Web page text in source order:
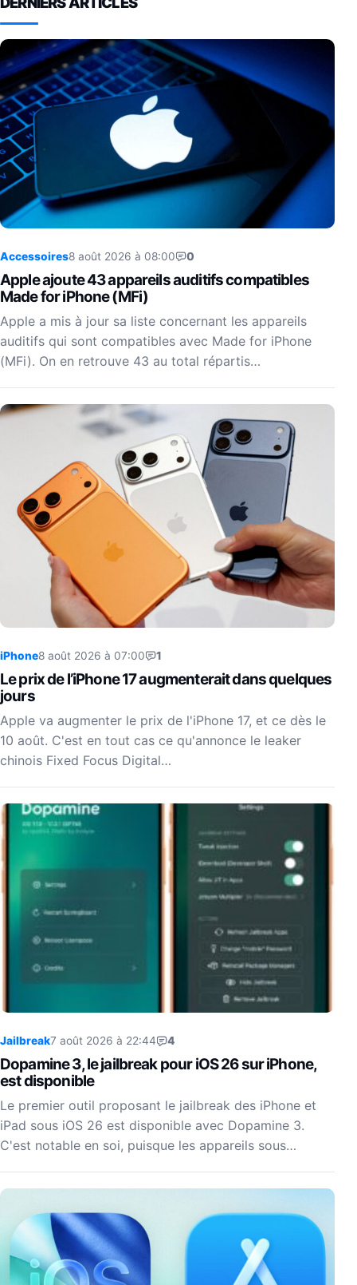
Accessoires8 août 2026 à 08:00 0
Apple ajoute 43 appareils auditifs compatibles
Made for iPhone (MFi)
Apple a mis à jour sa liste concernant les appareils
auditifs qui sont compatibles avec Made for iPhone
(MFi). On en retrouve 43 au total répartis…
iPhone8 août 2026 à 07:00 1
Le prix de l’iPhone 17 augmenterait dans quelques
jours
Apple va augmenter le prix de l'iPhone 17, et ce dès le
10 août. C'est en tout cas ce qu'annonce le leaker
chinois Fixed Focus Digital…
Jailbreak7 août 2026 à 22:44 4
Dopamine 3, le jailbreak pour iOS 26 sur iPhone,
est disponible
Le premier outil proposant le jailbreak des iPhone et
iPad sous iOS 26 est disponible avec Dopamine 3.
C'est notable en soi, puisque les appareils sous…